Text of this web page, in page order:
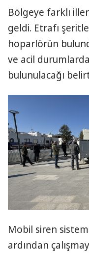
Bölgeye farklı
geldi. Etrafı
hoparlörün
ve acil
bulunulacağı
Mobil siren
ardından